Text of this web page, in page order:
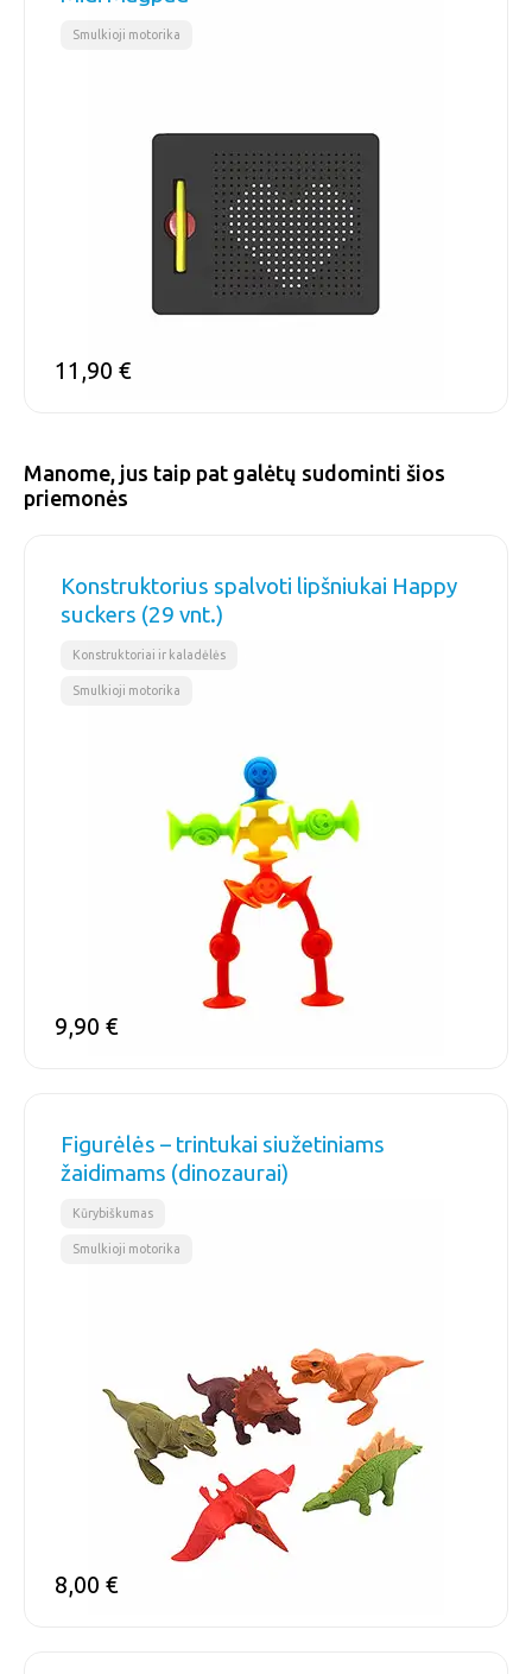
Smulkioji motorika
11,90 €
Manome, jus taip pat galėtų sudominti šios
priemonės
Konstruktorius spalvoti lipšniukai Happy
suckers (29 vnt.)
Konstruktoriai ir kaladėlės
Smulkioji motorika
9,90 €
Figurėlės – trintukai siužetiniams
žaidimams (dinozaurai)
Kūrybiškumas
Smulkioji motorika
8,00 €